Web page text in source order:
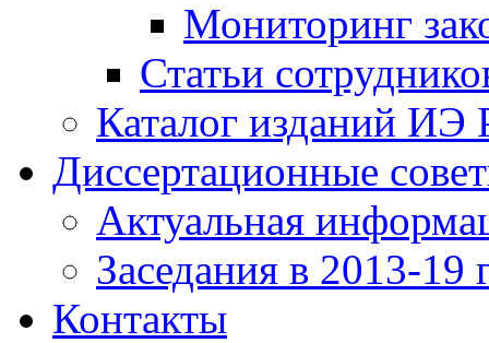
Мониторинг
Статьи
Каталог изданий ИЭ
Диссертационные
Актуальная
Заседания в 2013-19
Контакты